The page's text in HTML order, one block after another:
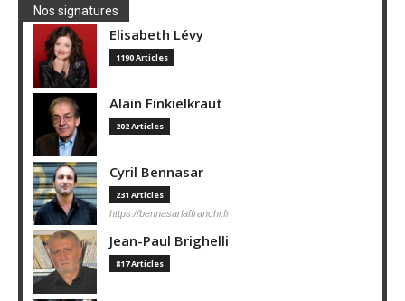
Nos signatures
Elisabeth Lévy
1190 Articles
Alain Finkielkraut
202 Articles
Cyril Bennasar
231 Articles
https://bennasarlaffranchi.fr
Jean-Paul Brighelli
817 Articles